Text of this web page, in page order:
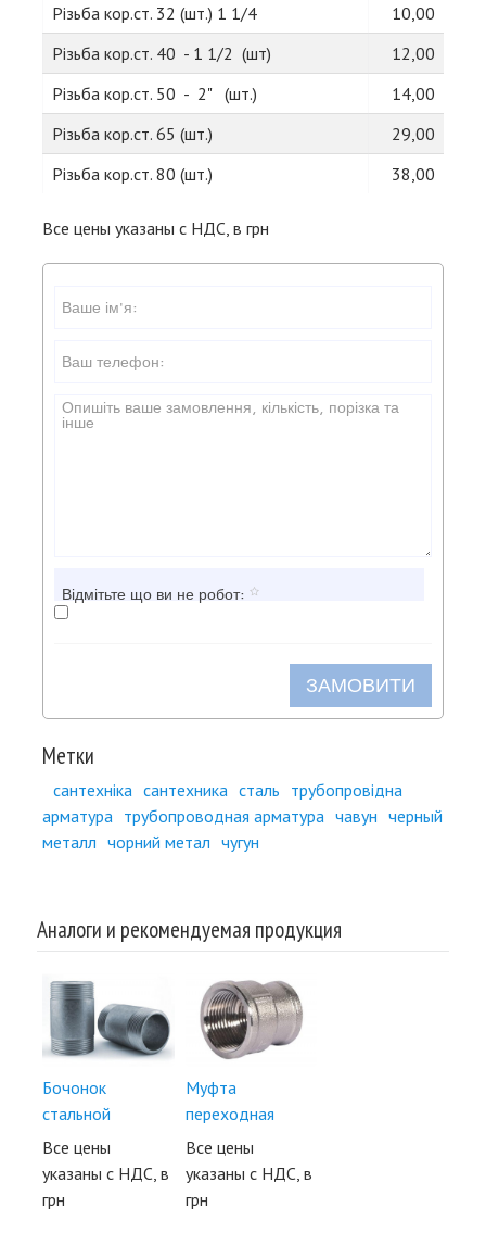
Різьба кор.ст. 32 (шт.) 1 1/4
10,00
Різьба кор.ст. 40 - 1 1/2 (шт)
12,00
Різьба кор.ст. 50 - 2" (шт.)
14,00
Різьба кор.ст. 65 (шт.)
29,00
Різьба кор.ст. 80 (шт.)
38,00
Все цены указаны с НДС, в грн
Відмітьте що ви не робот:
ЗАМОВИТИ
Метки
сантехніка сантехника сталь трубопровідна
арматура трубопроводная арматура чавун черный
металл чорний метал чугун
Аналоги и рекомендуемая продукция
Бочонок
стальной
Все цены
указаны с НДС, в
грн
Муфта
переходная
Все цены
указаны с НДС, в
грн